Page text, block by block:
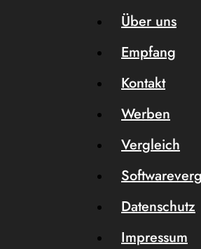
Über uns
Empfang
Kontakt
Werben
Vergleich
Datenschutz
Impressum